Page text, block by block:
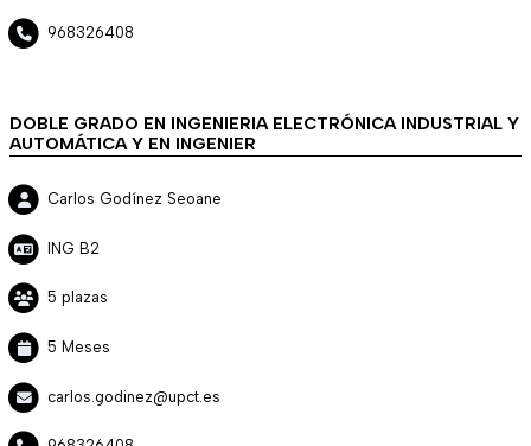
968326408
DOBLE GRADO EN INGENIERIA ELECTRÓNICA INDUSTRIAL Y
AUTOMÁTICA Y EN INGENIER
Carlos Godínez Seoane
ING B2
5 plazas
5 Meses
carlos.godinez@upct.es